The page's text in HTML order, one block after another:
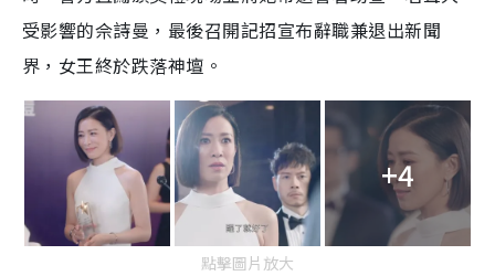
受影響的佘詩曼，最後召開記招宣布辭職兼退出新聞
界，女王終於跌落神壇。
+4
點擊圖片放大